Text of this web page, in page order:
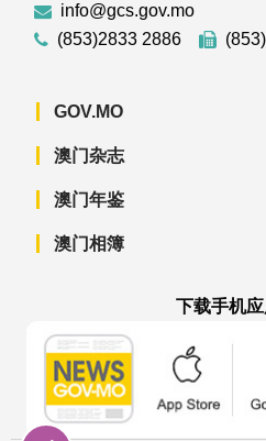
info@gcs.gov.mo
(853)2833 2886
GOV.MO
澳门杂志
澳门年鉴
澳门相簿
下载手机